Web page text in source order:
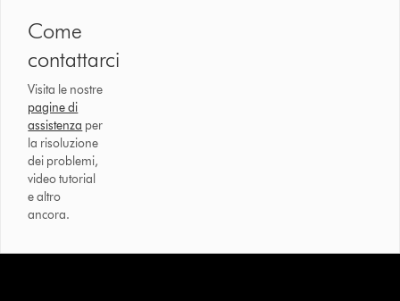
Come
contattarci
Visita le nostre
pagine di
assistenza per
la risoluzione
dei problemi,
video tutorial
e altro
ancora.